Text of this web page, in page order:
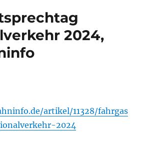
2024,
artikel/11328/fahrgas
2024